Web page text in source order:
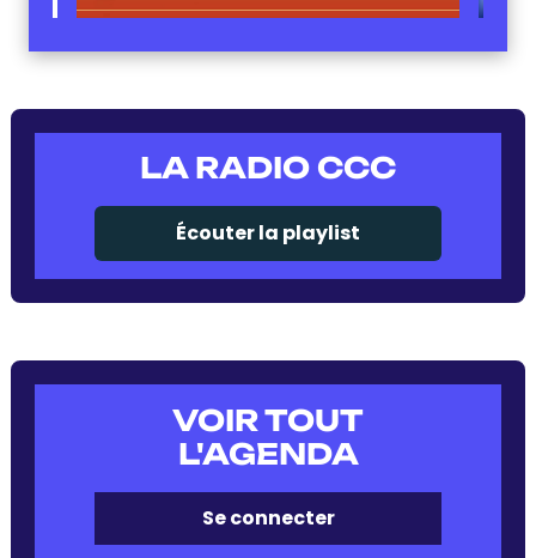
LA RADIO CCC
Écouter la playlist
VOIR TOUT
L'AGENDA
Se connecter